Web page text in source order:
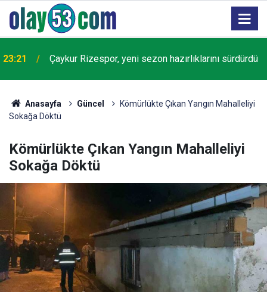
23:21 Çaykur Rizespor, yeni sezon hazırlıklarını sürdürdü
Anasayfa Güncel
Kömürlükte Çıkan Yangın Mahalleliyi
Sokağa Döktü
Kömürlükte Çıkan Yangın Mahalleliyi
Sokağa Döktü